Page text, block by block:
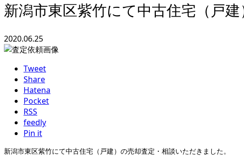
新潟市東区紫竹にて中古住宅（戸
2020.06.25
Tweet
Share
Hatena
Pocket
RSS
feedly
Pin it
新潟市東区紫竹にて中古住宅（戸建）の売却査定・相談いただきました。